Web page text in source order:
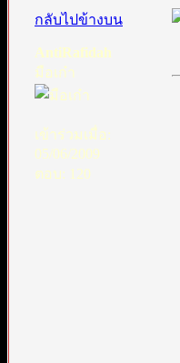
กลับไปข้างบน
AntiRafidah
มือเก๋า
เข้าร่วมเมื่อ:
05/06/2009
ตอบ: 120